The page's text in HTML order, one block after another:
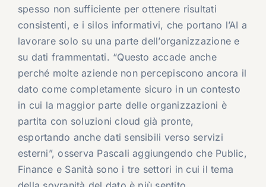
spesso non sufficiente per ottenere risultati
consistenti, e i silos informativi, che portano l’AI a
lavorare solo su una parte dell’organizzazione e
su dati frammentati. “Questo accade anche
perché molte aziende non percepiscono ancora il
dato come completamente sicuro in un contesto
in cui la maggior parte delle organizzazioni è
partita con soluzioni cloud già pronte,
esportando anche dati sensibili verso servizi
esterni”, osserva Pascali aggiungendo che Public,
Finance e Sanità sono i tre settori in cui il tema